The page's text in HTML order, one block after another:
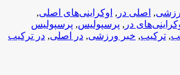
, اصلی در , اوکراینی‌های اصلی,
در , پرسپولیس, پرسپولیس
, ترکیب, خبر ورزشی, در اصلی, در ترکیب